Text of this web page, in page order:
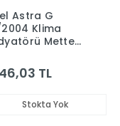
Astra G
Klima
Mette
TL
Stokta Yok